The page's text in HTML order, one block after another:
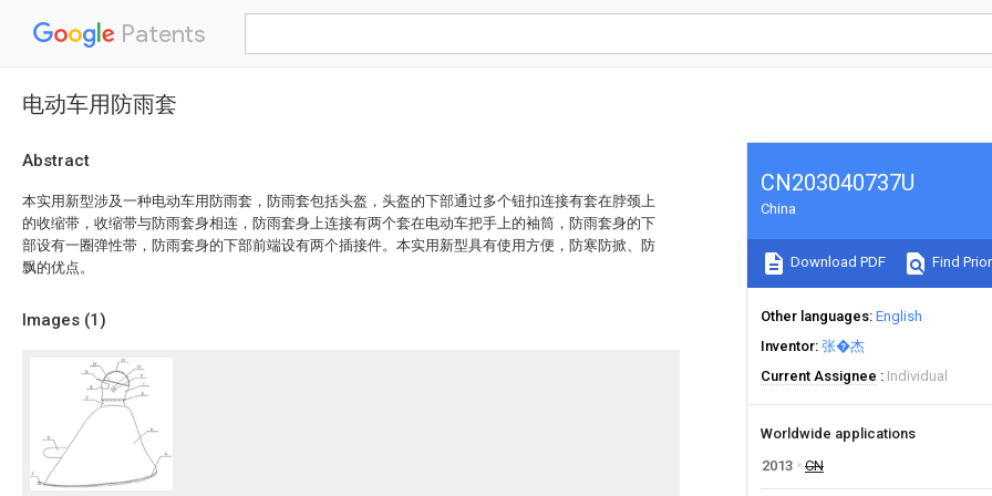
Patents
电动车用防雨套
Abstract
本实用新型涉及一种电动车用防雨套，防雨套包括头盔，头盔的下部通过多个钮扣连接有套在脖颈上
的收缩带，收缩带与防雨套身相连，防雨套身上连接有两个套在电动车把手上的袖筒，防雨套身的下
部设有一圈弹性带，防雨套身的下部前端设有两个插接件。本实用新型具有使用方便，防寒防掀、防
飘的优点。
Images (1)
CN203040737U
China
Download PDF Find
Other languages English
Inventor 张�杰
Current Assignee
Individual
Worldwide applications
2013
CN